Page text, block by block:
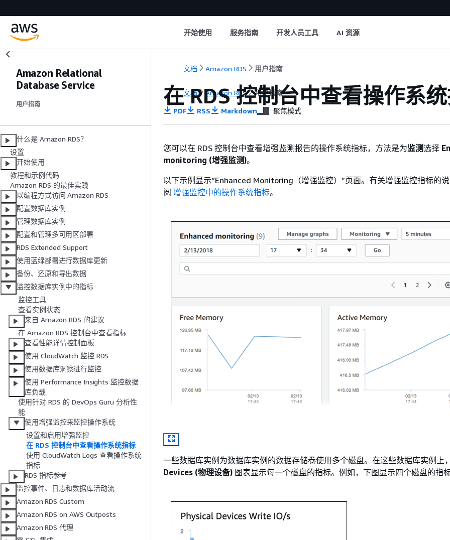
开始使用 服务指南 开发人员工具 AI 资源
Amazon Relational
Database Service
用户指南
什么是 Amazon RDS？
设置
开始使用
教程和示例代码
Amazon RDS 的最佳实践
以编程方式访问 Amazon RDS
配置数据库实例
管理数据库实例
配置和管理多可用区部署
RDS Extended Support
使用蓝绿部署进行数据库更新
备份、还原和导出数据
监控数据库实例中的指标
监控工具
查看实例状态
来自 Amazon RDS 的建议
在 Amazon RDS 控制台中查看指标
查看性能详情控制面板
使用 CloudWatch 监控 RDS
使用数据库洞察进行监控
使用 Performance Insights 监控数据
库负载
使用针对 RDS 的 DevOps Guru 分析性
能
使用增强监控来监控操作系统
设置和启用增强监控
在 RDS 控制台中查看操作系统指标
使用 CloudWatch Logs 查看操作系统
指标
RDS 指标参考
监控事件、日志和数据库活动流
Amazon RDS Custom
Amazon RDS on AWS Outposts
Amazon RDS 代理
文档 Amazon RDS 用户指南
文档 Amazon RDS 用户指南
在 RDS 控制台中查看操作系
PDF RSS Markdown 聚焦模式
您可以在 RDS 控制台中查看增强监测报告的操作系统指标，方法是为监测选择
monitoring (增强监测)。
以下示例显示“Enhanced Monitoring（增强监控）”页面。有关增强监控指标的
阅 增强监控中的操作系统指标。
一些数据库实例为数据库实例的数据存储卷使用多个磁盘。在这些数据库实例上
Devices (物理设备) 图表显示每一个磁盘的指标。例如，下图显示四个磁盘的指